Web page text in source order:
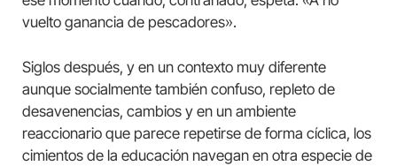
vuelto ganancia de pescadores».
Siglos después, y en un contexto muy diferente
aunque socialmente también confuso, repleto de
desavenencias, cambios y en un ambiente
reaccionario que parece repetirse de forma cíclica, los
cimientos de la educación navegan en otra especie de